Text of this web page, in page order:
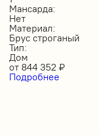
Мансарда:
Нет
Материал:
Брус строганый
Тип:
Дом
от 844 352 ₽
Подробнее